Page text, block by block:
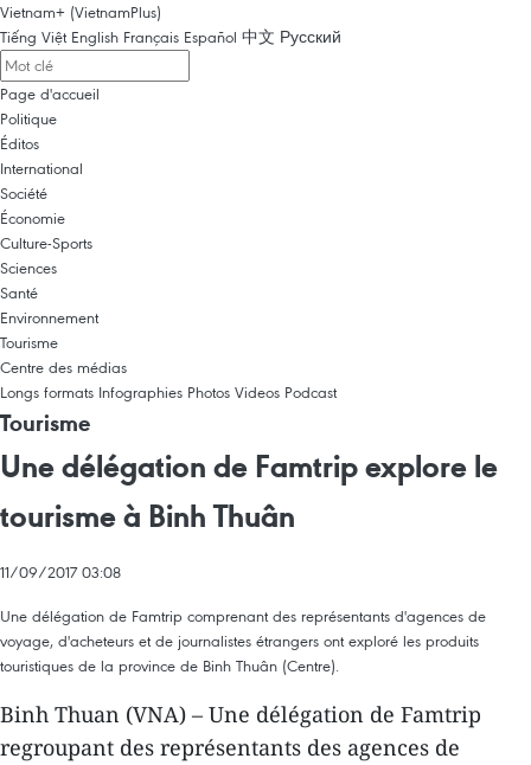
Vietnam+ (VietnamPlus)
Tiếng Việt English Français Español 中文 Русский
Page d'accueil
Politique
Éditos
International
Société
Économie
Culture-Sports
Sciences
Santé
Environnement
Tourisme
Centre des médias
Longs formats Infographies Photos Videos Podcast
Tourisme
Une délégation de Famtrip explore le
tourisme à Binh Thuân
11/09/2017 03:08
Une délégation de Famtrip comprenant des représentants d'agences de
voyage, d'acheteurs et de journalistes étrangers ont exploré les produits
touristiques de la province de Binh Thuân (Centre).
Binh Thuan (VNA) – Une délégation de Famtrip
regroupant des représentants des agences de